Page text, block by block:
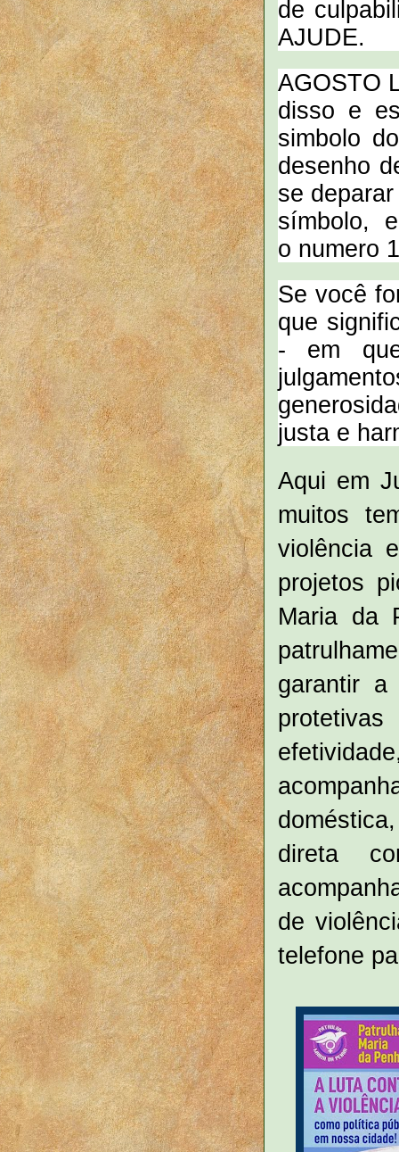
de
AJUDE.
AGOSTO
disso e
simbolo
desenho
se
símbolo,
o numero
Se você
que
- em
justa e
Aqui em
muitos
violência
projetos
Maria da
garantir a
direta
de
telefone